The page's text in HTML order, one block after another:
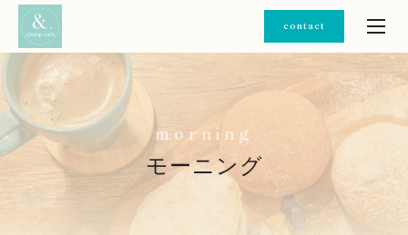
contact
モーニング
m o r n i n g